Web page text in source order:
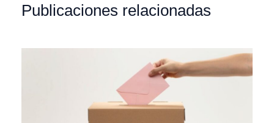
Publicaciones relacionadas